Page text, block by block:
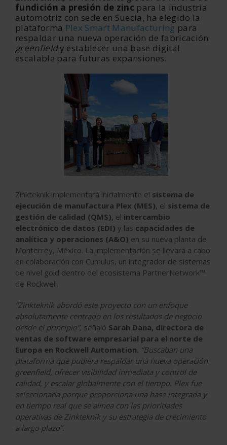
fundición a presión de zinc para la industria
automotriz con sede en Suecia, ha elegido la
plataforma Plex Smart Manufacturing para
respaldar una nueva operación de fabricación
greenfieldy establecer una base digital
escalable para futuras expansiones.
Zinkteknik implementará inicialmente el sistema de
ejecución de manufactura Plex (MES), el sistema de
gestión de calidad (QMS), el intercambio
electrónico de datos (EDI) y las capacidades de
analítica y operaciones (A&O) en su nueva planta de
Monterrey, México. La implementación se llevará a cabo
en colaboración con Cumulus, un integrador de sistemas
de nivel gold dentro del ecosistema PartnerNetwork™
de Rockwell.
“Zinkteknik abordó este proyecto con un enfoque
absolutamente centrado en los resultados de negocio
desde el principio”, señaló Sarah Dana, directora de
ventas de software empresarial para el norte de
Europa en Rockwell Automation. “Buscaban una
plataforma que pudiera respaldar una nueva operación
greenfield, ofrecer visibilidad inmediata y control de
calidad, y escalar globalmente con el tiempo. Plex fue
seleccionada porque proporciona una base integrada y
en tiempo real que se alinea con las prioridades
operativas de Zinkteknik y su estrategia de crecimiento
a largo plazo”.